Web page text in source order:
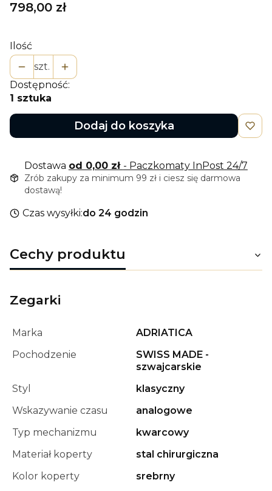
Cena
798,00 zł
Ilość
szt.
Dostępność:
1 sztuka
Dodaj do koszyka
Dostawa od 0,00 zł - Paczkomaty InPost 24/7
Zrób zakupy za minimum 99 zł i ciesz się darmowa
dostawą!
Czas wysyłki:do 24 godzin
Cechy produktu
Zegarki
Marka
ADRIATICA
Pochodzenie
SWISS MADE -
szwajcarskie
Styl
klasyczny
Wskazywanie czasu
analogowe
Typ mechanizmu
kwarcowy
Materiał koperty
stal chirurgiczna
Kolor koperty
srebrny